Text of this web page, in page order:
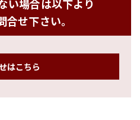
い場合は以下より
合せ下さい。
はこちら